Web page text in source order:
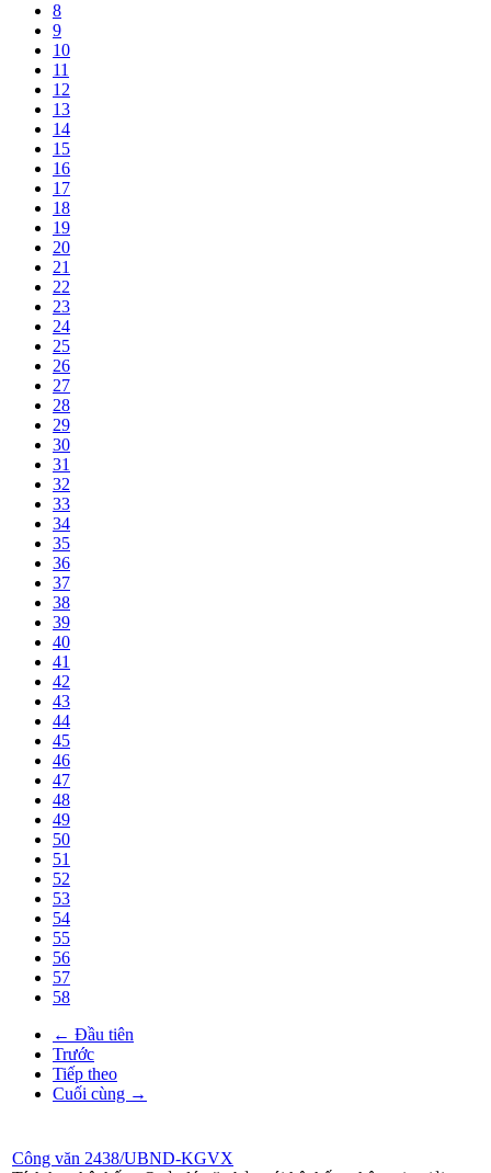
8
9
10
11
12
13
14
15
16
17
18
19
20
21
22
23
24
25
26
27
28
29
30
31
32
33
34
35
36
37
38
39
40
41
42
43
44
45
46
47
48
49
50
51
52
53
54
55
56
57
58
← Đầu tiên
Trước
Tiếp theo
Cuối cùng →
Công văn 2438/UBND-KGVX